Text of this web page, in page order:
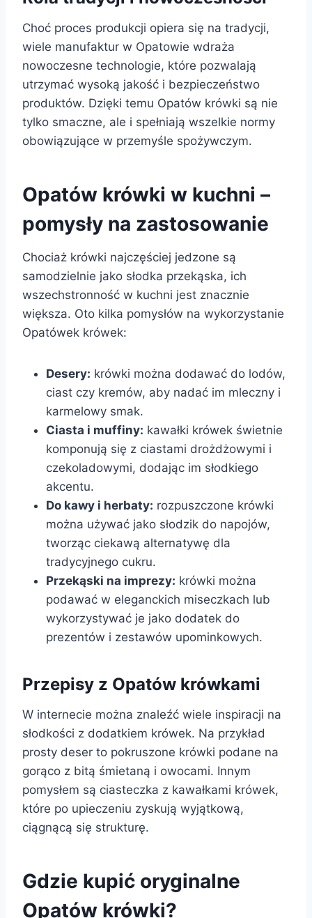
Choć proces produkcji opiera się na tradycji,
wiele manufaktur w Opatowie wdraża
nowoczesne technologie, które pozwalają
utrzymać wysoką jakość i bezpieczeństwo
produktów. Dzięki temu Opatów krówki są nie
tylko smaczne, ale i spełniają wszelkie normy
obowiązujące w przemyśle spożywczym.
Opatów krówki w kuchni –
pomysły na zastosowanie
Chociaż krówki najczęściej jedzone są
samodzielnie jako słodka przekąska, ich
wszechstronność w kuchni jest znacznie
większa. Oto kilka pomysłów na wykorzystanie
Opatówek krówek:
Desery: krówki można dodawać do lodów,
ciast czy kremów, aby nadać im mleczny i
karmelowy smak.
Ciasta i muffiny: kawałki krówek świetnie
komponują się z ciastami drożdżowymi i
czekoladowymi, dodając im słodkiego
akcentu.
Do kawy i herbaty: rozpuszczone krówki
można używać jako słodzik do napojów,
tworząc ciekawą alternatywę dla
tradycyjnego cukru.
Przekąski na imprezy: krówki można
podawać w eleganckich miseczkach lub
wykorzystywać je jako dodatek do
prezentów i zestawów upominkowych.
Przepisy z Opatów krówkami
W internecie można znaleźć wiele inspiracji na
słodkości z dodatkiem krówek. Na przykład
prosty deser to pokruszone krówki podane na
gorąco z bitą śmietaną i owocami. Innym
pomysłem są ciasteczka z kawałkami krówek,
które po upieczeniu zyskują wyjątkową,
ciągnącą się strukturę.
Gdzie kupić oryginalne
Opatów krówki?